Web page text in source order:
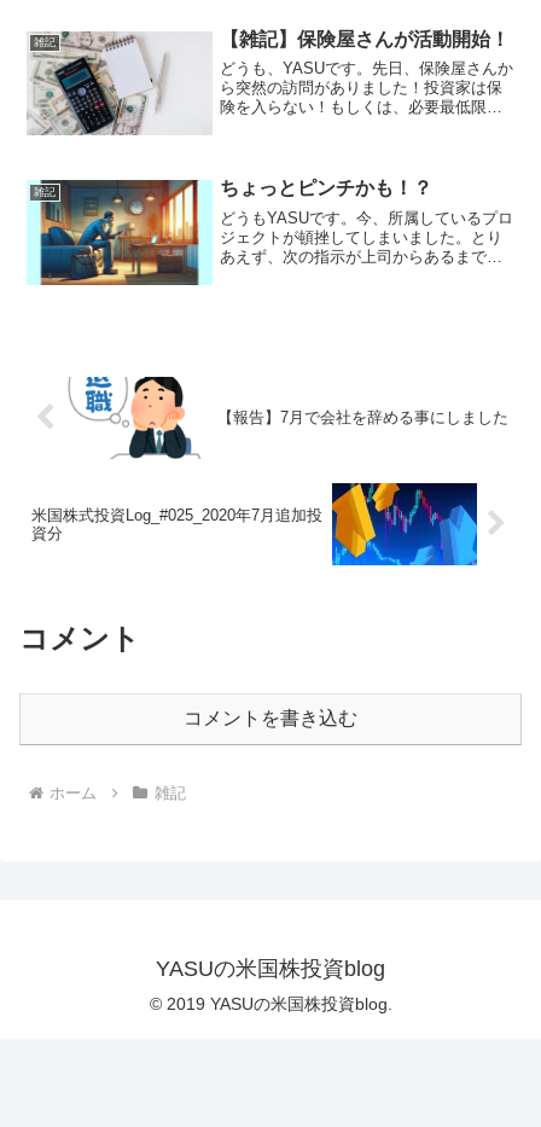
いたり(...
雑記 【雑記】保険屋さんが活動開始！
どうも、YASUです。先日、保険屋さんか
ら突然の訪問がありました！投資家は保
険を入らない！もしくは、必要最低限し
て来た保険屋は、...
雑記 ちょっとピンチかも！？
どうもYASUです。今、所属しているプロ
ジェクトが頓挫してしまいました。とり
あえず、次の指示が上司からあるまでは
【報告】7月で会社を辞める事にしました
米国株式投資Log_#025_2020年7月追加投
資分
コメント
コメントを書き込む
ホーム 雑記
YASUの米国株投資blog
© 2019 YASUの米国株投資blog.